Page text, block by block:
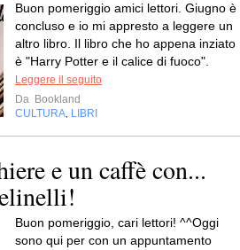
Buon pomeriggio amici lettori. Giugno è
concluso e io mi appresto a leggere un
altro libro. Il libro che ho appena inziato
è "Harry Potter e il calice di fuoco".
Leggere il seguito
Da Bookland
CULTURA LIBRI
e un caffè con...
Buon pomeriggio, cari lettori! ^^Oggi
sono qui per con un appuntamento